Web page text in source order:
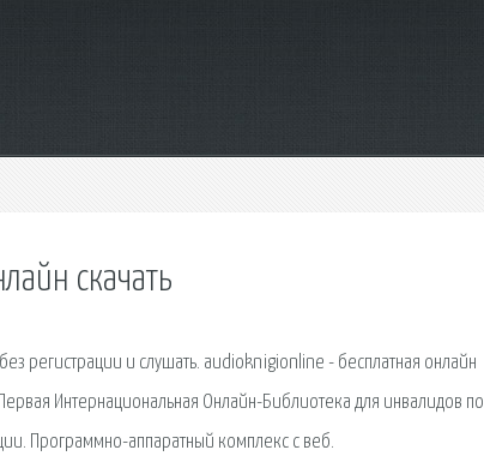
скачать
регистрации и слушать. audioknigionline - бесплатная онлайн
Интернациональная Онлайн-Библиотека для инвалидов по
Программно-аппаратный комплекс с веб.